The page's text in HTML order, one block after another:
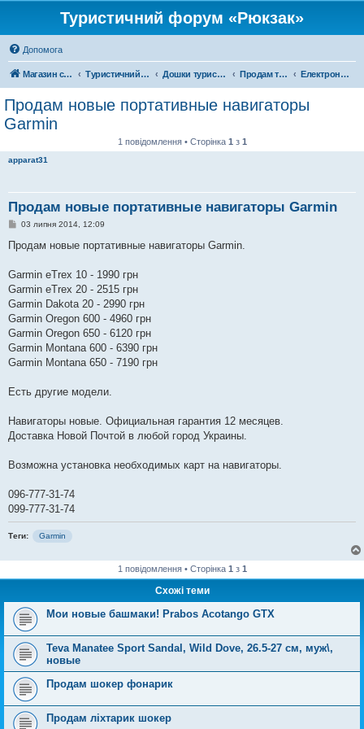
Туристичний форум «Рюкзак»
Допомога
Магазин спорядження Туристичний форум «Рюкзак» Дошки туристичних оголошень Продам туристичне спорядження Електроніка
Продам новые портативные навигаторы
Garmin
1 повідомлення • Сторінка 1 з 1
apparat31
Продам новые портативные навигаторы Garmin
П
в
о
л
е
н
я
03 липня 2014, 12:09
Продам новые портативные навигаторы Garmin.
Garmin eTrex 10 - 1990 грн
Garmin eTrex 20 - 2515 грн
Garmin Dakota 20 - 2990 грн
Garmin Oregon 600 - 4960 грн
Garmin Oregon 650 - 6120 грн
Garmin Montana 600 - 6390 грн
Garmin Montana 650 - 7190 грн
Есть другие модели.
Навигаторы новые. Официальная гарантия 12 месяцев.
Доставка Новой Почтой в любой город Украины.
Возможна установка необходимых карт на навигаторы.
096-777-31-74
099-777-31-74
Теги: Garmin
1 повідомлення • Сторінка 1 з 1
Схожі теми
Мои новые башмаки! Prabos Acotango GTX
Teva Manatee Sport Sandal, Wild Dove, 26.5-27 см, муж\,
новые
Продам шокер фонарик
Продам ліхтарик шокер